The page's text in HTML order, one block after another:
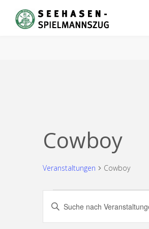
Inhalt
Cowboy
Veranstaltungen Cowboy
Bitte